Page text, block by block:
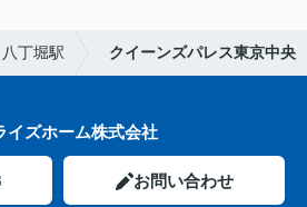
八丁堀駅 クイーンズパレス東京中央
イズホーム株式会社
お問い合わせ